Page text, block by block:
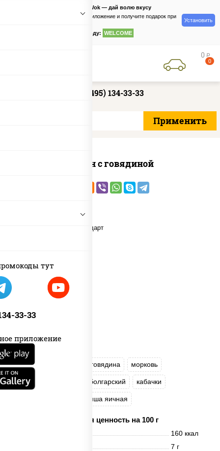
тут
33-33
приложение
PizzaSushiWok — дай волю вкусу
Скачайте приложение и получите подарок при
по промокоду: WELCOME
Установить
0 руб
0
+7 (495) 134-33-33
Сомен с говядиной
масло растительное говядина морковь
лук репчатый перец болгарский кабачки
лапша яичная
Пищевая ценность на 100 г
160 ккал
7 г